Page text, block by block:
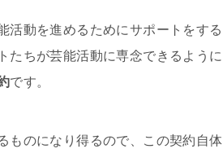
動を進めるためにサポートをする
ちが芸能活動に専念できるように
です。
ものになり得るので、この契約自